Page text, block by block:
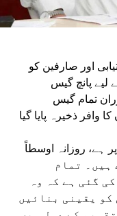
اور صارفین کو
لیے پانچ گیس
تمام گیس
وافر ذخیرہ پایا گیا
ہے، روزانہ اوسطاً
ہیں۔ تمام
گئی ہے کہ وہ
یقینی بنائیں